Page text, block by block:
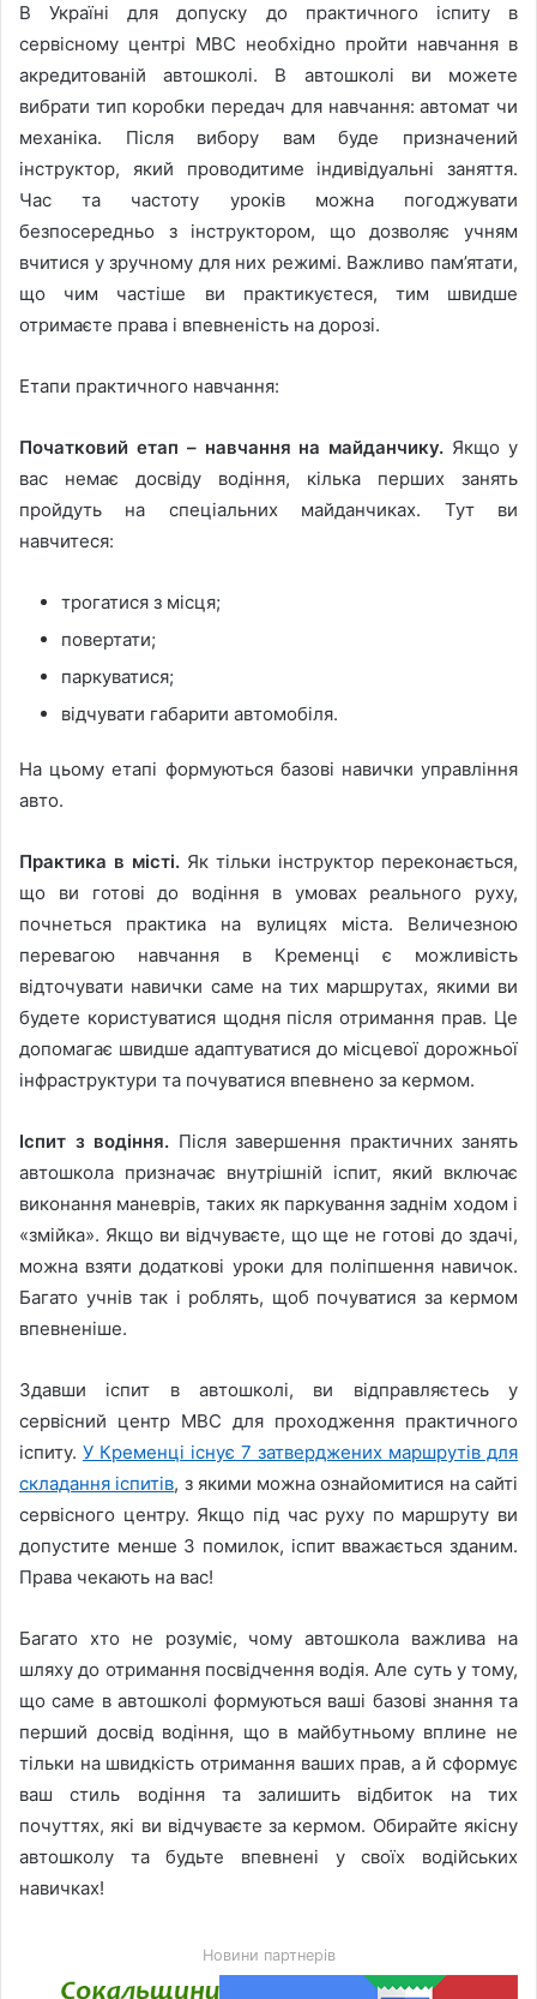
В Україні для допуску до практичного іспиту в
сервісному центрі МВС необхідно пройти навчання в
акредитованій автошколі. В автошколі ви можете
вибрати тип коробки передач для навчання: автомат чи
механіка. Після вибору вам буде призначений
інструктор, який проводитиме індивідуальні заняття.
Час та частоту уроків можна погоджувати
безпосередньо з інструктором, що дозволяє учням
вчитися у зручному для них режимі. Важливо пам’ятати,
що чим частіше ви практикуєтеся, тим швидше
отримаєте права і впевненість на дорозі.
Етапи практичного навчання:
Початковий етап – навчання на майданчику. Якщо у
вас немає досвіду водіння, кілька перших занять
пройдуть на спеціальних майданчиках. Тут ви
навчитеся:
трогатися з місця;
повертати;
паркуватися;
відчувати габарити автомобіля.
На цьому етапі формуються базові навички управління
авто.
Практика в місті. Як тільки інструктор переконається,
що ви готові до водіння в умовах реального руху,
почнеться практика на вулицях міста. Величезною
перевагою навчання в Кременці є можливість
відточувати навички саме на тих маршрутах, якими ви
будете користуватися щодня після отримання прав. Це
допомагає швидше адаптуватися до місцевої дорожньої
інфраструктури та почуватися впевнено за кермом.
Іспит з водіння. Після завершення практичних занять
автошкола призначає внутрішній іспит, який включає
виконання маневрів, таких як паркування заднім ходом і
«змійка». Якщо ви відчуваєте, що ще не готові до здачі,
можна взяти додаткові уроки для поліпшення навичок.
Багато учнів так і роблять, щоб почуватися за кермом
впевненіше.
Здавши іспит в автошколі, ви відправляєтесь у
сервісний центр МВС для проходження практичного
іспиту. У Кременці існує 7 затверджених маршрутів для
складання іспитів, з якими можна ознайомитися на сайті
сервісного центру. Якщо під час руху по маршруту ви
допустите менше 3 помилок, іспит вважається зданим.
Права чекають на вас!
Багато хто не розуміє, чому автошкола важлива на
шляху до отримання посвідчення водія. Але суть у тому,
що саме в автошколі формуються ваші базові знання та
перший досвід водіння, що в майбутньому вплине не
тільки на швидкість отримання ваших прав, а й сформує
ваш стиль водіння та залишить відбиток на тих
почуттях, які ви відчуваєте за кермом. Обирайте якісну
автошколу та будьте впевнені у своїх водійських
навичках!
Новини партнерів